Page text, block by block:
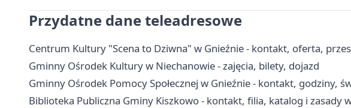
Przydatne dane teleadresowe
Centrum Kultury "Scena to Dziwna" w Gnieźnie - kontakt, oferta,
Gminny Ośrodek Kultury w Niechanowie - zajęcia, bilety, dojazd
Gminny Ośrodek Pomocy Społecznej w Gnieźnie - kontakt, godziny,
Biblioteka Publiczna Gminy Kiszkowo - kontakt, filia, katalog i zasady